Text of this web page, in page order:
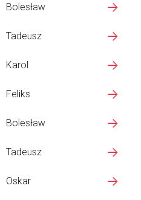
Bolesław
Tadeusz
Karol
Feliks
Bolesław
Tadeusz
Oskar